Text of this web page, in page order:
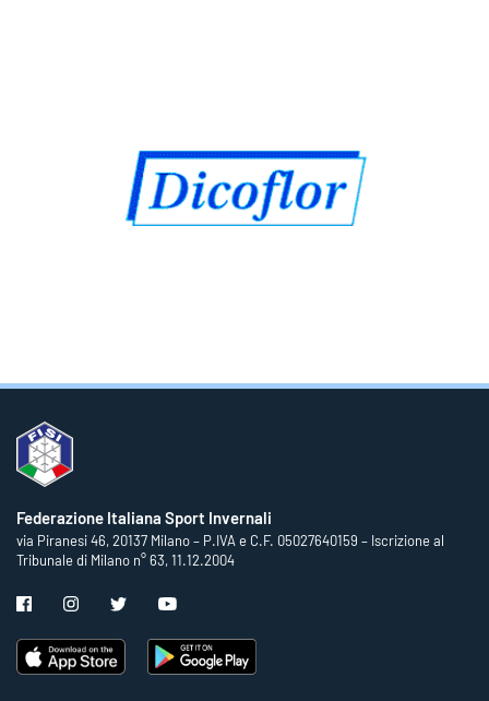
Federazione Italiana Sport Invernali
via Piranesi 46, 20137 Milano – P.IVA e C.F. 05027640159 – Iscrizione al
Tribunale di Milano n° 63, 11.12.2004